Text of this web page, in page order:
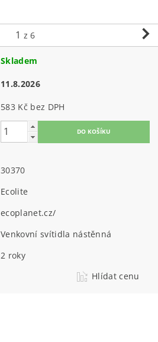
1 z 6
Skladem
11.8.2026
583 Kč bez DPH
30370
Ecolite
ecoplanet.cz/
Venkovní svítidla nástěnná
2 roky
Hlídat cenu